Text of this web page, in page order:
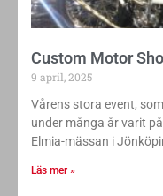
Custom Motor
9 april, 2025
Vårens stora event,
under många år varit
Elmia-mässan i
Läs mer »